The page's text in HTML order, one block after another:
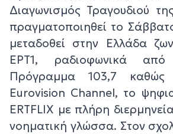
Διαγωνισμός Τραγουδιού
πραγματοποιηθεί το
μεταδοθεί στην Ελλάδα
ΕΡΤ1, ραδιοφωνικά
Πρόγραμμα 103,7
Eurovision Channel, το
ERTFLIX με πλήρη
νοηματική γλώσσα. Στον